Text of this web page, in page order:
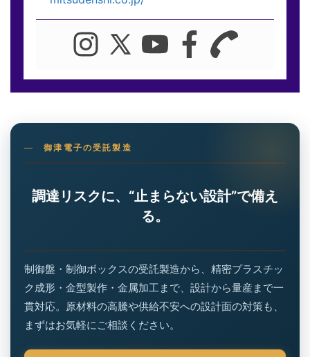
御津電子の受託製造
調達リスクに、“止まらない設計”で備え
る。
制御盤・制御ボックスの受託製造から、精密プラスチッ
ク成形・金型製作・金属加工まで、設計から量産まで一
貫対応。原材料の高騰や供給不安への設計面の対策も、
まずはお気軽にご相談ください。